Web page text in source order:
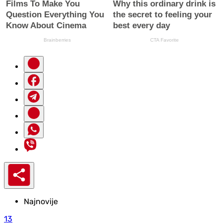
Najnovije
13